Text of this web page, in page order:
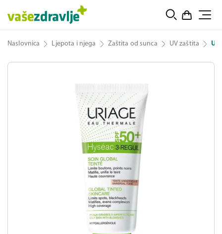
Naslovnica Ljepota i njega Zaštita od sunca UV zaštita